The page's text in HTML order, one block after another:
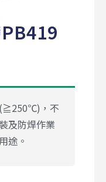
(≧250℃)，不
及防焊作業
途。